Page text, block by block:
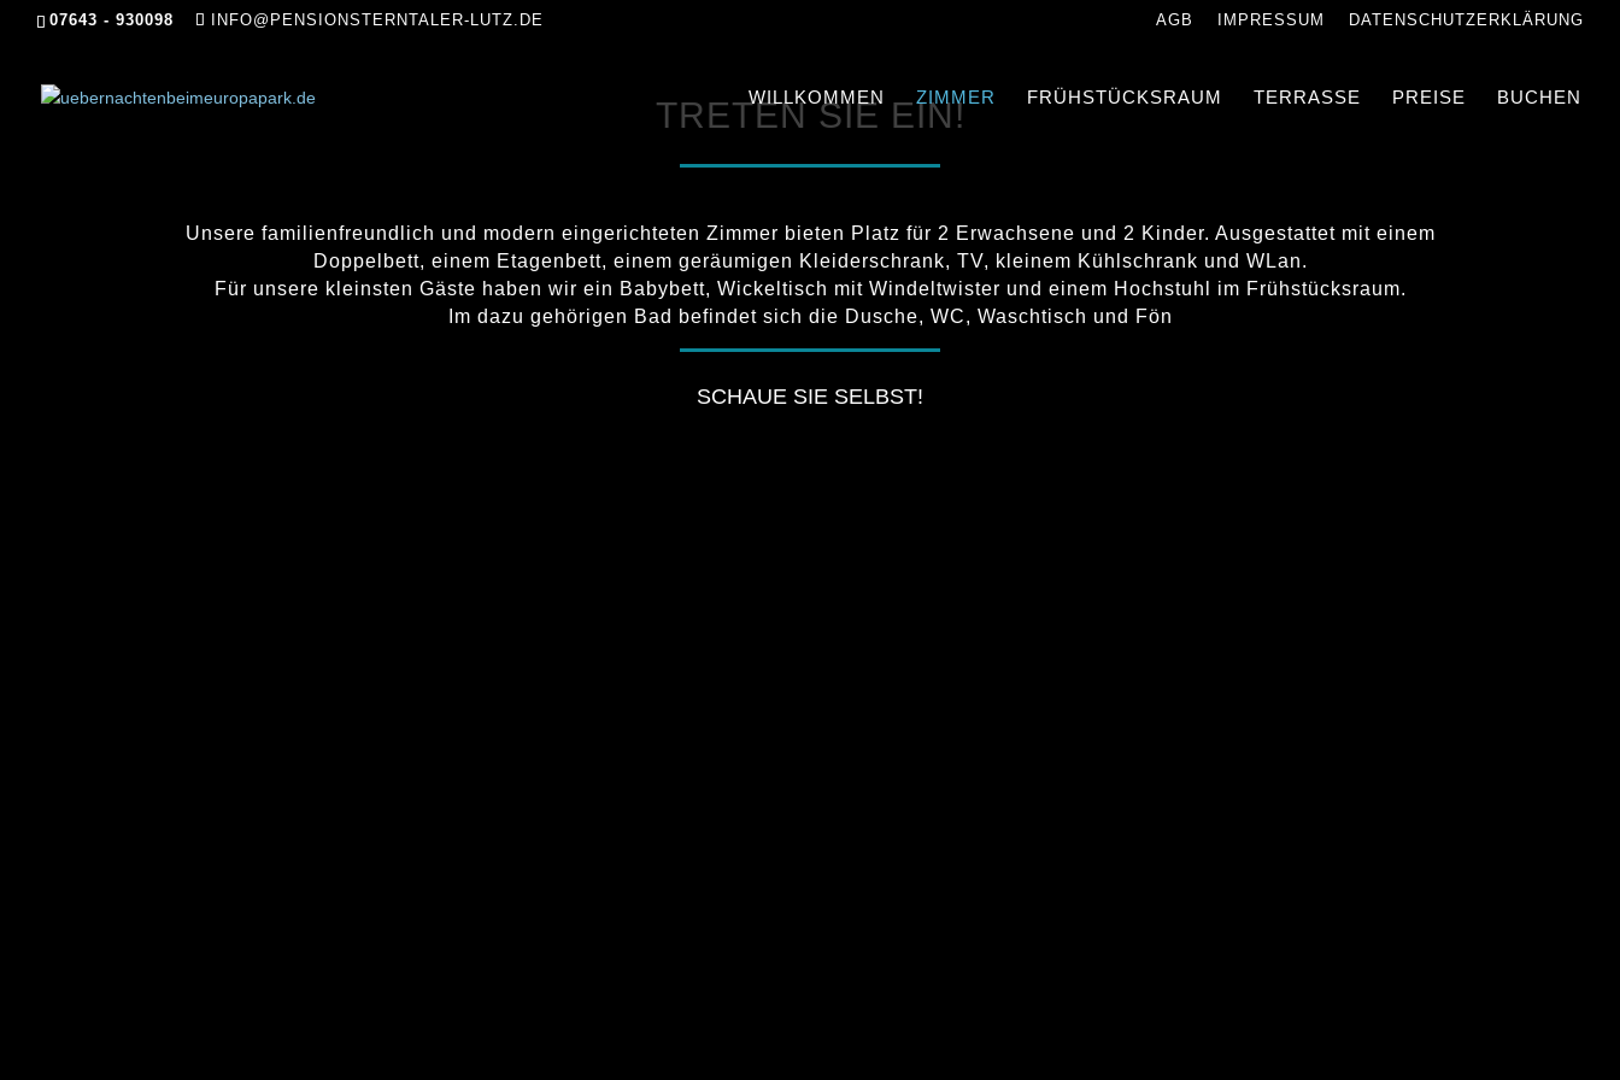
07643 - 930098 INFO@PENSIONSTERNTALER-LUTZ.DE AGB IMPRESSUM DATENSCHUTZERKLÄRUNG
WILLKOMMEN ZIMMER FRÜHSTÜCKSRAUM TERRASSE PREISE BUCHEN
TRETEN SIE EIN!
Unsere familienfreundlich und modern eingerichteten Zimmer bieten Platz für 2 Erwachsene und 2 Kinder. Ausgestattet mit einem
Doppelbett, einem Etagenbett, einem geräumigen Kleiderschrank, TV, kleinem Kühlschrank und WLan.
Für unsere kleinsten Gäste haben wir ein Babybett, Wickeltisch mit Windeltwister und einem Hochstuhl im Frühstücksraum.
Im dazu gehörigen Bad befindet sich die Dusche, WC, Waschtisch und Fön
SCHAUE SIE SELBST!